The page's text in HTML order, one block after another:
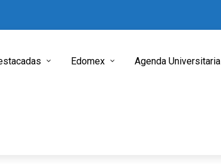
Edomex Agenda Universitaria